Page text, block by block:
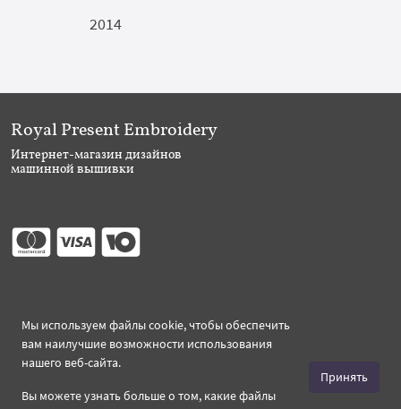
2014
Мы используем файлы cookie, чтобы обеспечить
вам наилучшие возможности использования
нашего веб-сайта.
Вы можете узнать больше о том, какие файлы
Принять
Royal Present Embroidery
Интернет-магазин дизайнов
машинной вышивки
Создано 2026 Royal-Present.ru ©